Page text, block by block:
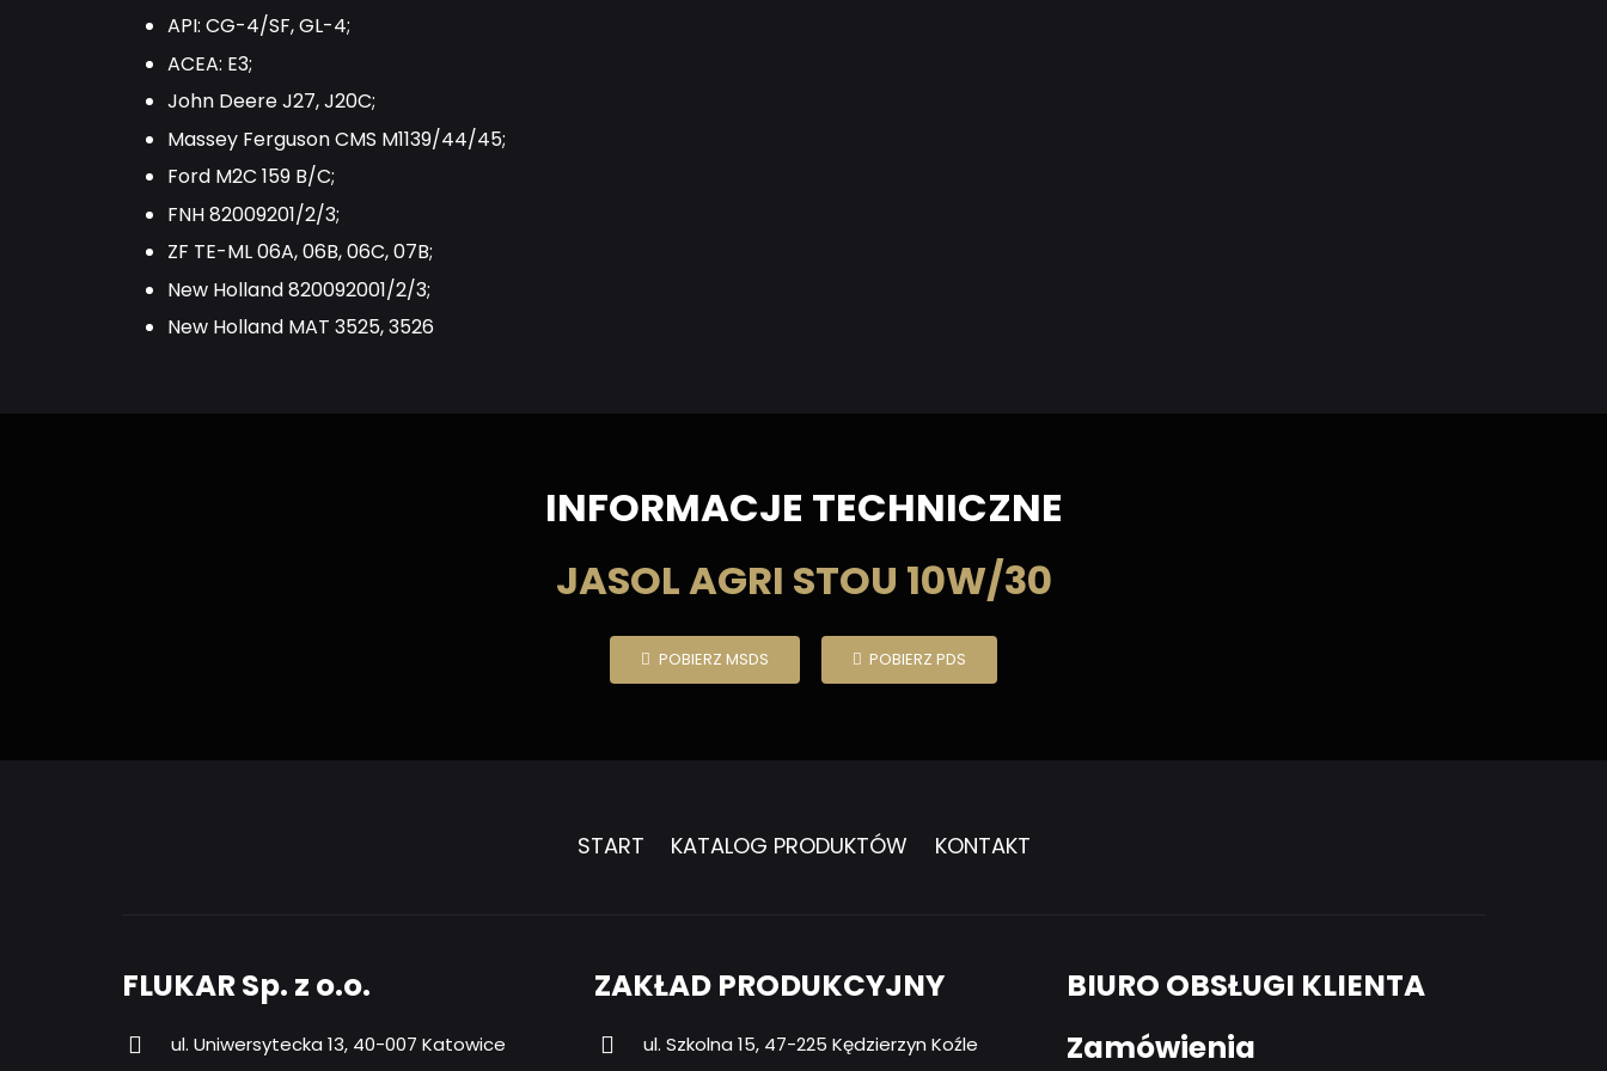
API: CG-4/SF, GL-4;
ACEA: E3;
John Deere J27, J20C;
Massey Ferguson CMS M1139/44/45;
Ford M2C 159 B/C;
FNH 82009201/2/3;
ZF TE-ML 06A, 06B, 06C, 07B;
New Holland 820092001/2/3;
New Holland MAT 3525, 3526
INFORMACJE TECHNICZNE
JASOL AGRI STOU 10W/30
POBIERZ MSDS POBIERZ PDS
START KATALOG PRODUKTÓW KONTAKT
FLUKAR Sp. z o.o.
ul. Uniwersytecka 13, 40-007 Katowice
ZAKŁAD PRODUKCYJNY
ul. Szkolna 15, 47-225 Kędzierzyn Koźle
BIURO OBSŁUGI KLIENTA
Zamówienia